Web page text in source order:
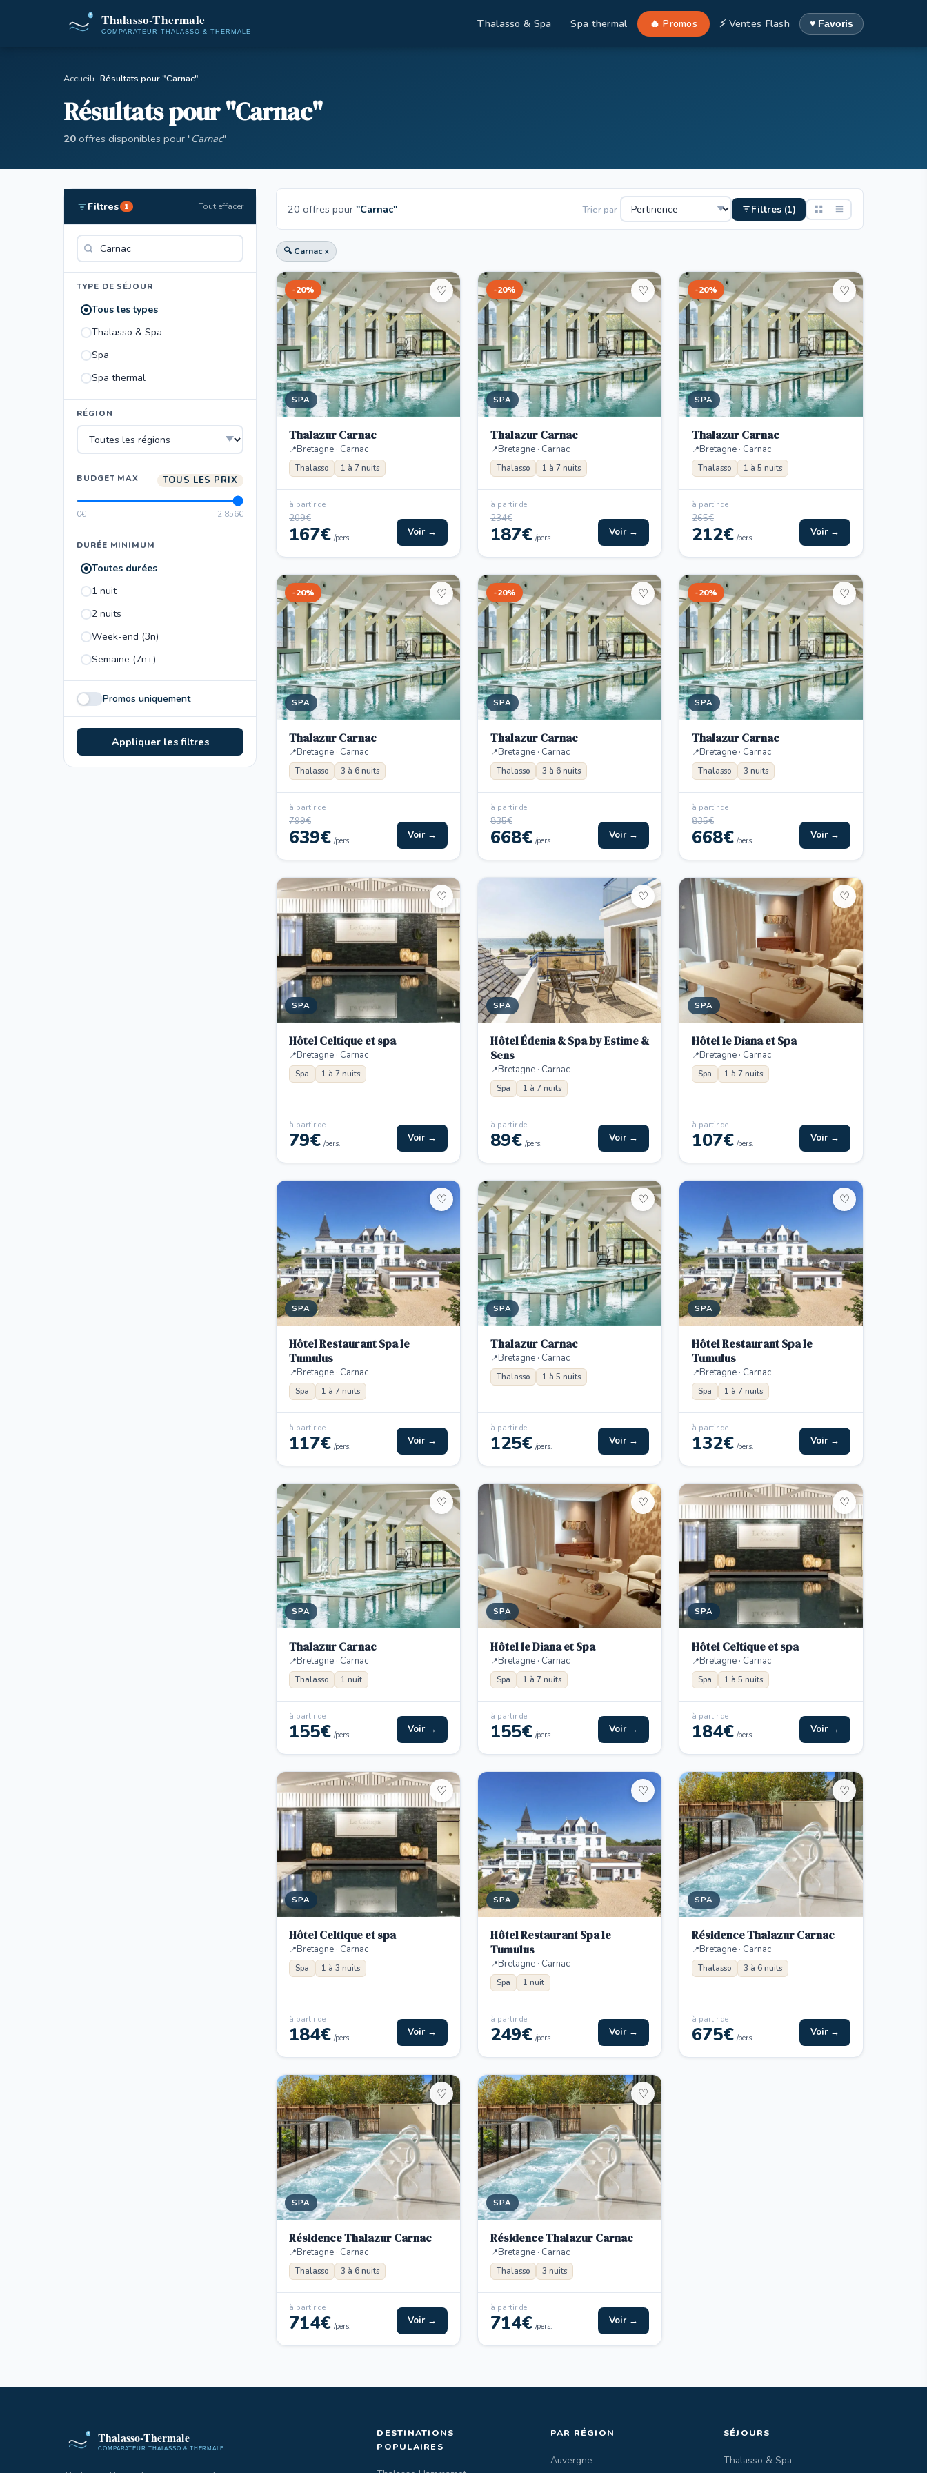
Thalasso & Spa Spa thermal 🔥 Promos ⚡ Ventes Flash ♥ Favoris
Accueil Résultats pour "Carnac"
Résultats pour "Carnac"
20 offres disponibles pour "Carnac"
Filtres 1 Tout effacer
TYPE DE SÉJOUR
Tous les types
Thalasso & Spa
Spa
Spa thermal
RÉGION
BUDGET MAX TOUS LES PRIX
0€ 2 856€
DURÉE MINIMUM
Toutes durées
1 nuit
2 nuits
Week-end (3n)
Semaine (7n+)
Promos uniquement
Appliquer les filtres
20 offres pour "Carnac" Trier par Filtres (1)
🔍 Carnac ×
-20%
SPA
♡
Thalazur Carnac
Bretagne · Carnac
Thalasso 1 à 7 nuits
à partir de
209€
167€ /pers. Voir →
-20%
SPA
♡
Thalazur Carnac
Bretagne · Carnac
Thalasso 1 à 7 nuits
à partir de
234€
187€ /pers. Voir →
-20%
SPA
♡
Thalazur Carnac
Bretagne · Carnac
Thalasso 1 à 5 nuits
à partir de
265€
212€ /pers. Voir →
-20%
SPA
♡
Thalazur Carnac
Bretagne · Carnac
Thalasso 3 à 6 nuits
à partir de
799€
639€ /pers. Voir →
-20%
SPA
♡
Thalazur Carnac
Bretagne · Carnac
Thalasso 3 à 6 nuits
à partir de
835€
668€ /pers. Voir →
-20%
SPA
♡
Thalazur Carnac
Bretagne · Carnac
Thalasso 3 nuits
à partir de
835€
668€ /pers. Voir →
SPA
♡
Hôtel Celtique et spa
Bretagne · Carnac
Spa 1 à 7 nuits
à partir de
79€ /pers. Voir →
SPA
♡
Hôtel Édenia & Spa by Estime &
Sens
Bretagne · Carnac
Spa 1 à 7 nuits
à partir de
89€ /pers. Voir →
SPA
♡
Hôtel le Diana et Spa
Bretagne · Carnac
Spa 1 à 7 nuits
à partir de
107€ /pers. Voir →
SPA
♡
Hôtel Restaurant Spa le
Tumulus
Bretagne · Carnac
Spa 1 à 7 nuits
à partir de
117€ /pers. Voir →
SPA
♡
Thalazur Carnac
Bretagne · Carnac
Thalasso 1 à 5 nuits
à partir de
125€ /pers. Voir →
SPA
♡
Hôtel Restaurant Spa le
Tumulus
Bretagne · Carnac
Spa 1 à 7 nuits
à partir de
132€ /pers. Voir →
SPA
♡
Thalazur Carnac
Bretagne · Carnac
Thalasso 1 nuit
à partir de
155€ /pers. Voir →
SPA
♡
Hôtel le Diana et Spa
Bretagne · Carnac
Spa 1 à 7 nuits
à partir de
155€ /pers. Voir →
SPA
♡
Hôtel Celtique et spa
Bretagne · Carnac
Spa 1 à 5 nuits
à partir de
184€ /pers. Voir →
SPA
♡
Hôtel Celtique et spa
Bretagne · Carnac
Spa 1 à 3 nuits
à partir de
184€ /pers. Voir →
SPA
♡
Hôtel Restaurant Spa le
Tumulus
Bretagne · Carnac
Spa 1 nuit
à partir de
249€ /pers. Voir →
SPA
♡
Résidence Thalazur Carnac
Bretagne · Carnac
Thalasso 3 à 6 nuits
à partir de
675€ /pers. Voir →
SPA
♡
Résidence Thalazur Carnac
Bretagne · Carnac
Thalasso 3 à 6 nuits
à partir de
714€ /pers. Voir →
SPA
♡
Résidence Thalazur Carnac
Bretagne · Carnac
Thalasso 3 nuits
à partir de
714€ /pers. Voir →
DESTINATIONS
POPULAIRES
PAR RÉGION
Auvergne
SÉJOURS
Thalasso & Spa